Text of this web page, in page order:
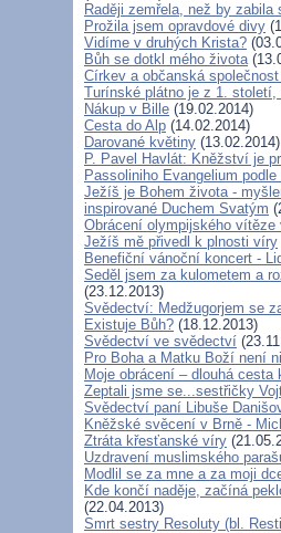
Raději zemřela, než by zabila
Prožila jsem opravdové divy
Vidíme v druhých Krista?
Bůh se dotkl mého života
Církev a občanská
Turínské plátno je z 1.
Nákup v Bille (19.02.2014)
Cesta do Alp (14.02.2014)
Darované květiny (13.02.2014)
P. Pavel Havlát: Kněžství je
Passoliniho Evangelium
Ježíš je Bohem života -
inspirované Duchem Svatým
Obrácení olympijského vítěze
Ježíš mě přivedl k plnosti víry
Benefiční vánoční koncert -
Seděl jsem za kulometem a
(23.12.2013)
Svědectví: Medžugorjem se
Existuje Bůh? (18.12.2013)
Svědectví ve svědectví
Pro Boha a Matku Boží není
Moje obrácení – dlouhá cesta
Zeptali jsme se...sestřičky
Svědectví paní Libuše
Kněžské svěcení v Brně -
Ztráta křesťanské víry
Uzdravení muslimského
Modlil se za mne a za moji
Kde končí naděje, začíná
(22.04.2013)
Smrt sestry Resoluty (bl.